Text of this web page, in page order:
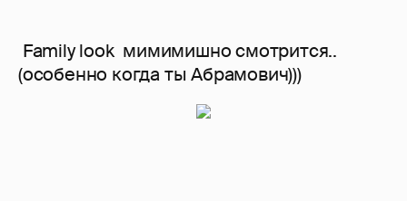
Family look мимимишно смотрится..
(особенно когда ты Абрамович)))